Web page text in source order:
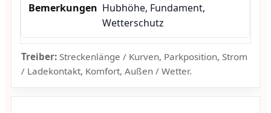
Hubhöhe, Fundament,
Wetterschutz
Treiber:Streckenlänge / Kurven, Parkposition, Strom
/ Ladekontakt, Komfort, Außen / Wetter.